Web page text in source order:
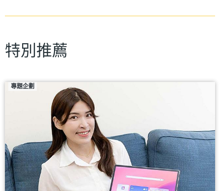
特別推薦
專題企劃